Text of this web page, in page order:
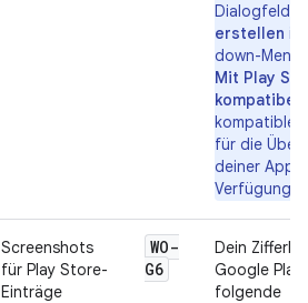
Dialogfeld
erstellen
down-Menü
Mit Play
kompatibel
kompatible
für die
deiner App
Verfügung
Screenshots
für Play Store-
Einträge
WO-
G6
Dein
Google Play
folgende